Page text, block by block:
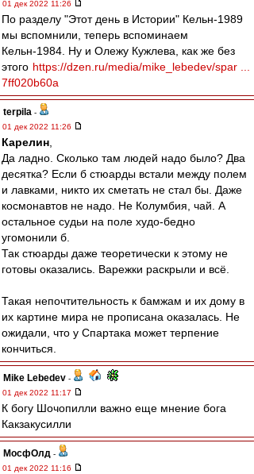
01 дек 2022 11:26
По разделу "Этот день в Истории" Кельн-1989
мы вспомнили, теперь вспоминаем
Кельн-1984. Ну и Олежу Кужлева, как же без
этого https://dzen.ru/media/mike_lebedev/spar ...
7ff020b60a
terpila -
01 дек 2022 11:26
Карелин
Да ладно. Сколько там людей надо было? Два
десятка? Если б стюарды встали между полем
и лавками, никто их сметать не стал бы. Даже
космонавтов не надо. Не Колумбия, чай. А
остальное судьи на поле худо-бедно
угомонили б.
Так стюарды даже теоретически к этому не
готовы оказались. Варежки раскрыли и всё.
Такая непочтительность к бамжам и их дому в
их картине мира не прописана оказалась. Не
ожидали, что у Спартака может терпение
кончиться.
Mike Lebedev -
01 дек 2022 11:17
К богу Шочопилли важно еще мнение бога
Какзакусилли
МосфОлд -
01 дек 2022 11:16